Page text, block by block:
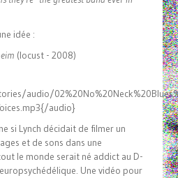
idée :
(locust - 2008)
audio/
audio}
si Lynch décidait de filmer un
et de sons dans une
le monde serait né addict au D-
Une vidéo pour